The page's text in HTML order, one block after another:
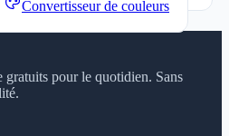
Convertisseur de couleurs
gratuits pour le quotidien. Sans